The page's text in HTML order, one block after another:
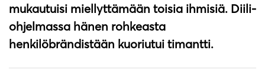
mukautuisi miellyttämään toisia ihmisiä. Diili-
ohjelmassa hänen rohkeasta
henkilöbrändistään kuoriutui timantti.